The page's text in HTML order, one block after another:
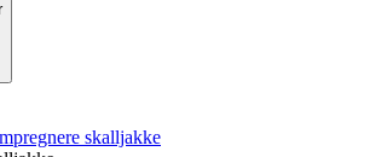
skalljakke